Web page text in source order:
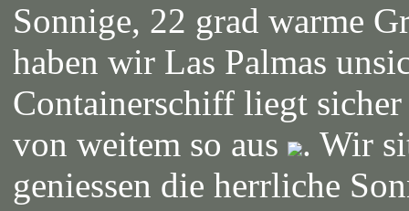
Sonnige, 22 grad warme
haben wir Las Palmas
Containerschiff liegt
von weitem so aus
. Wir
geniessen die herrliche